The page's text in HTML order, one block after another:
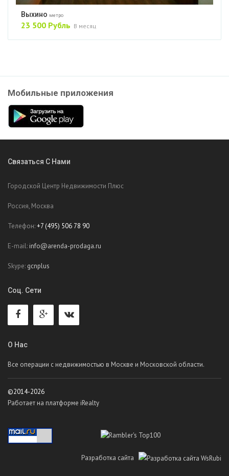
Выхино метро
23 500 Рубль В месяц
Мобильные приложения
Связаться С Нами
Городской Центр Недвижимости Плюс
Россия, Москва
Телефон:+7 (495) 506 78 90
E-mail: info@arenda-prodaga.ru
Skype: gcnplus
Соц. Сети
О Нас
Все операции с недвижимостью в Москве и Московской области.
©2014-2026
Работает на платформе iRealty
Разработка сайта